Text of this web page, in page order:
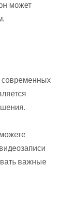
может
современных
важные